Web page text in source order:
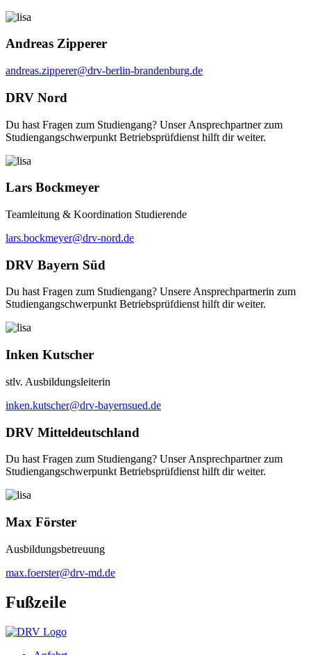
Andreas Zipperer
andreas.zipperer@drv-berlin-brandenburg.de
DRV Nord
Du hast Fragen zum Studiengang? Unser Ansprechpartner zum
Studiengangschwerpunkt Betriebsprüfdienst hilft dir weiter.
Lars Bockmeyer
Teamleitung & Koordination Studierende
lars.bockmeyer@drv-nord.de
DRV Bayern Süd
Du hast Fragen zum Studiengang? Unsere Ansprechpartnerin zum
Studiengangschwerpunkt Betriebsprüfdienst hilft dir weiter.
Inken Kutscher
stlv. Ausbildungsleiterin
inken.kutscher@drv-bayernsued.de
DRV Mitteldeutschland
Du hast Fragen zum Studiengang? Unser Ansprechpartner zum
Studiengangschwerpunkt Betriebsprüfdienst hilft dir weiter.
Max Förster
Ausbildungsbetreuung
max.foerster@drv-md.de
Fußzeile